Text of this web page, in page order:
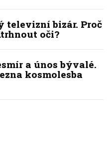
televizní bizár. Proč
oči?
a únos bývalé.
kosmolesba